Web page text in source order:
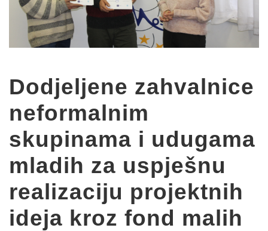
Dodjeljene zahvalnice
neformalnim
skupinama i udugama
mladih za uspješnu
realizaciju projektnih
ideja kroz fond malih